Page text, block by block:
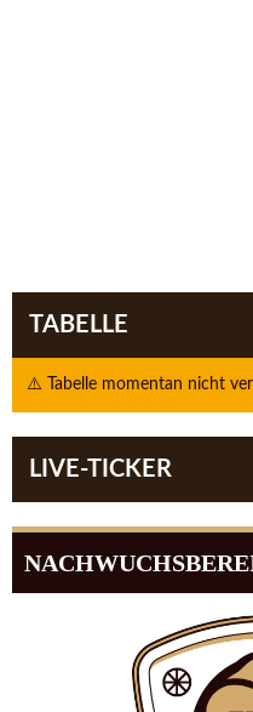
TABELLE
⚠️ Tabelle momentan nicht
LIVE-TICKER